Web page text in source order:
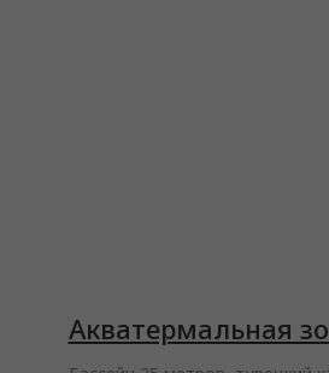
Акватермальная